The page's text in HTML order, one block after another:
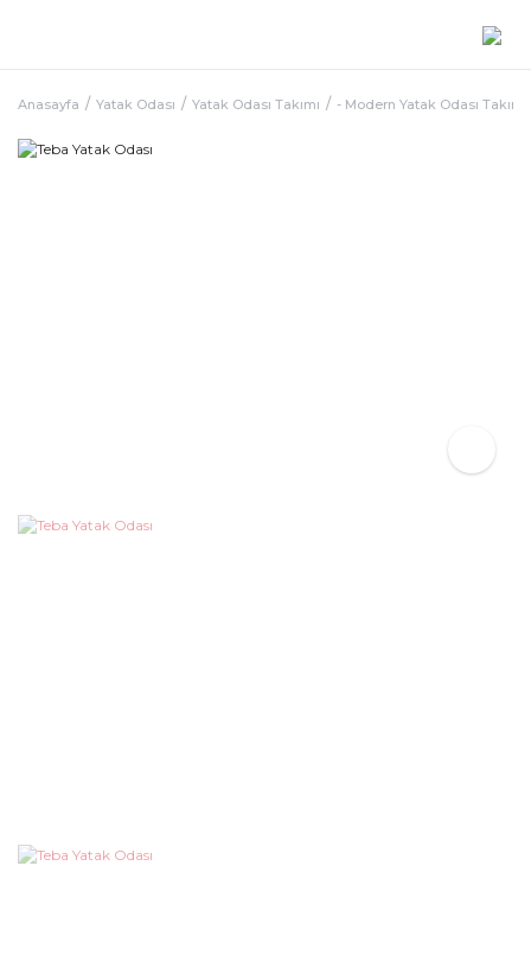
Anasayfa Yatak Odası Yatak Odası Takımı - Modern Yatak Odası Takımı